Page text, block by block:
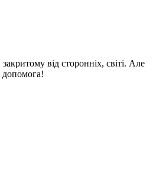
від сторонніх, світі. Але